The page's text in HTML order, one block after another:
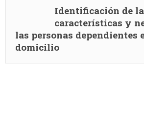
Identificación de
características y
las personas dependientes
domicilio